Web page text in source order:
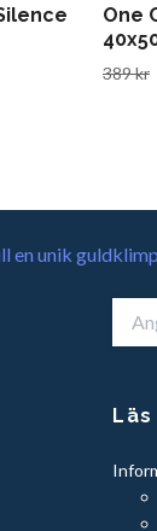
One
389 kr
en unik guldklimp